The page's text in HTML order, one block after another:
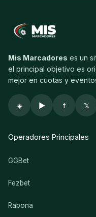
Mis Marcadores es un
el principal objetivo es
mejor en cuotas y
◈ ▶ f 𝕏
Operadores Principales
GGBet
Fezbet
Rabona